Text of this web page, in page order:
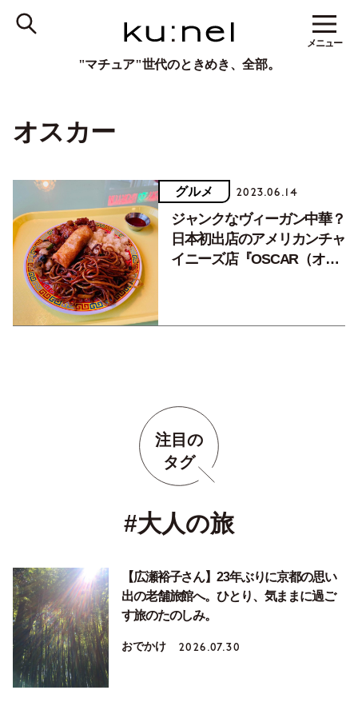
"マチュア"世代のときめき、全部。
メニュー
オスカー
グルメ 2023.06.14
ジャンクなヴィーガン中華？
日本初出店のアメリカンチャ
イニーズ店『OSCAR（オス
注目の
タグ
#大人の旅
【広瀬裕子さん】23年ぶりに京都の思い
出の老舗旅館へ。ひとり、気ままに過ご
す旅のたのしみ。
おでかけ 2026.07.30